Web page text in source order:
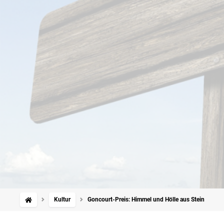
Kultur Goncourt-Preis: Himmel und Hölle aus Stein